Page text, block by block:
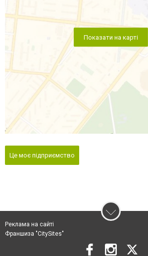
Показати на карті
Це моє підприємство
Реклама на сайті
Франшиза "CitySites"